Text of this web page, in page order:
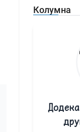
Колумна